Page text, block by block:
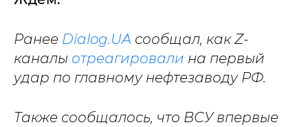
Ранее Dialog.UA сообщал, как Z-
каналы отреагировали на первый
удар по главному нефтезаводу РФ.
Также сообщалось, что ВСУ впервые